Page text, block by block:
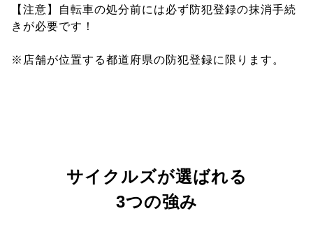
【注意】自転車の処分前には必ず防犯登録の抹消手続
きが必要です！
※店舗が位置する都道府県の防犯登録に限ります。
サイクルズが選ばれる
3つの強み